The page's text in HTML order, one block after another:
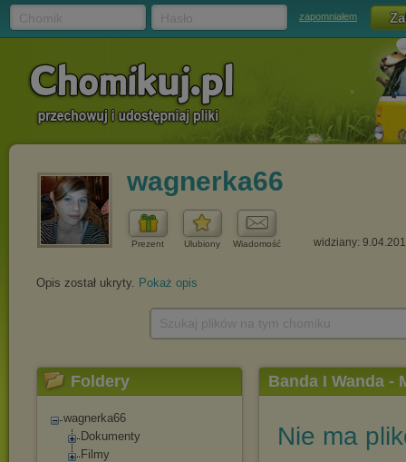
zapomniałem
wagnerka66
Prezent Ulubiony Wiadomość widziany:
Opis został ukryty. Pokaż opis
Foldery
wagnerka66
Dokumenty
Filmy
Banda I Wanda -
Nie ma